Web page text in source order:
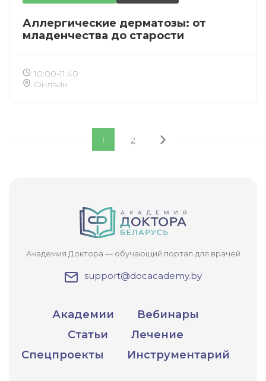
Аллергические дерматозы: от
младенчества до старости
10:00-11:40
Онлайн
1 2
Академия Доктора — обучающий портал для врачей
support@docacademy.by
Академии
Вебинары
Статьи
Лечение
Спецпроекты
Инструментарий